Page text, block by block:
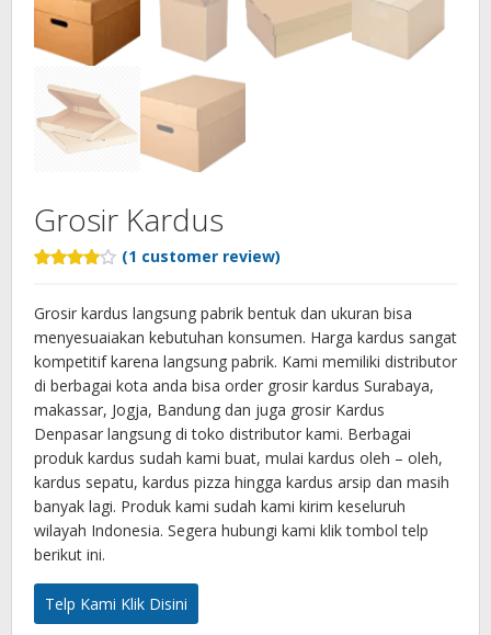
Grosir Kardus
of 5
on
customer
rating
(1 customer review)
Grosir kardus langsung pabrik bentuk dan ukuran bisa
menyesuaiakan kebutuhan konsumen. Harga kardus sangat
kompetitif karena langsung pabrik. Kami memiliki distributor
di berbagai kota anda bisa order grosir kardus Surabaya,
makassar, Jogja, Bandung dan juga grosir Kardus
Denpasar langsung di toko distributor kami. Berbagai
produk kardus sudah kami buat, mulai kardus oleh – oleh,
kardus sepatu, kardus pizza hingga kardus arsip dan masih
banyak lagi. Produk kami sudah kami kirim keseluruh
wilayah Indonesia. Segera hubungi kami klik tombol telp
berikut ini.
Telp Kami Klik Disini